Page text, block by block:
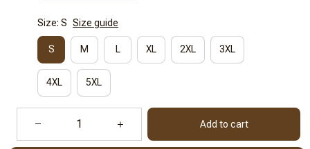
Size: S Size guide
S M L XL 2XL 3XL
4XL 5XL
Add to cart